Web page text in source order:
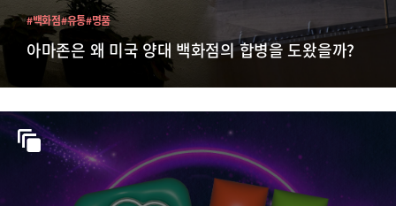
아마존은 왜 미국 양대 백화점의 합병을 도왔을까?
#백화점#유통#명품